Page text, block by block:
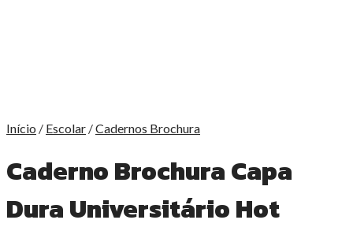
Início / Escolar /Cadernos Brochura
Caderno Brochura Capa
Dura Universitário Hot